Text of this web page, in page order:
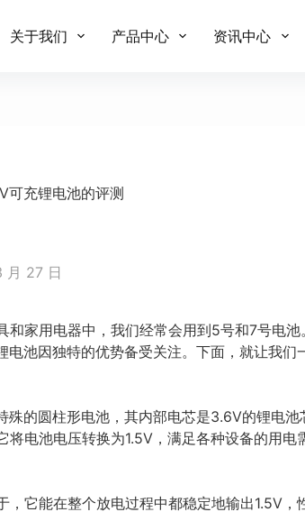
关于我们 产品中心 资讯中心
可充锂电池的评测
月 27 日
和家用电器中，我们经常会用到5号和7号电
电池因独特的优势备受关注。下面，就让我
殊的圆柱形电池，其内部电芯是3.6V的锂电
将电池电压转换为1.5V，满足各种设备的用
，它能在整个放电过程中都稳定地输出1.5V